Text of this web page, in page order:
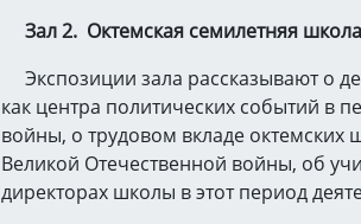
Зал 2. Октемская семилетняя школа
Экспозиции зала рассказывают о
как центра политических событий в
войны, о трудовом вкладе октемских
Великой Отечественной войны, об
директорах школы в этот период